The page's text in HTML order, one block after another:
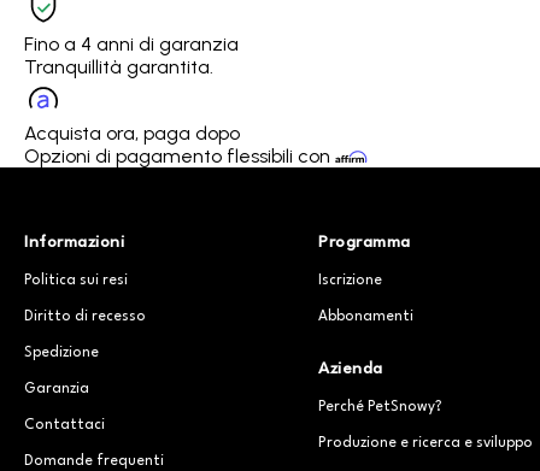
Fino a 4 anni di garanzia
Tranquillità garantita.
Acquista ora, paga dopo
Opzioni di pagamento flessibili con
Informazioni
Politica sui resi
Diritto di recesso
Spedizione
Garanzia
Contattaci
Domande frequenti
Programma
Iscrizione
Abbonamenti
Azienda
Perché PetSnowy?
Produzione e ricerca e sviluppo